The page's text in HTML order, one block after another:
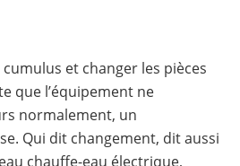
et changer les pièces
que l’équipement ne
normalement, un
Qui dit changement, dit aussi
chauffe-eau électrique,